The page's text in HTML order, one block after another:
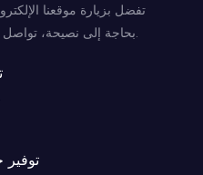
تفضل بزيارة موقعنا
بحاجة إلى نصيحة، تواصل معنا. سنبذل قصارى جهدنا لمساعدتك.
توفير